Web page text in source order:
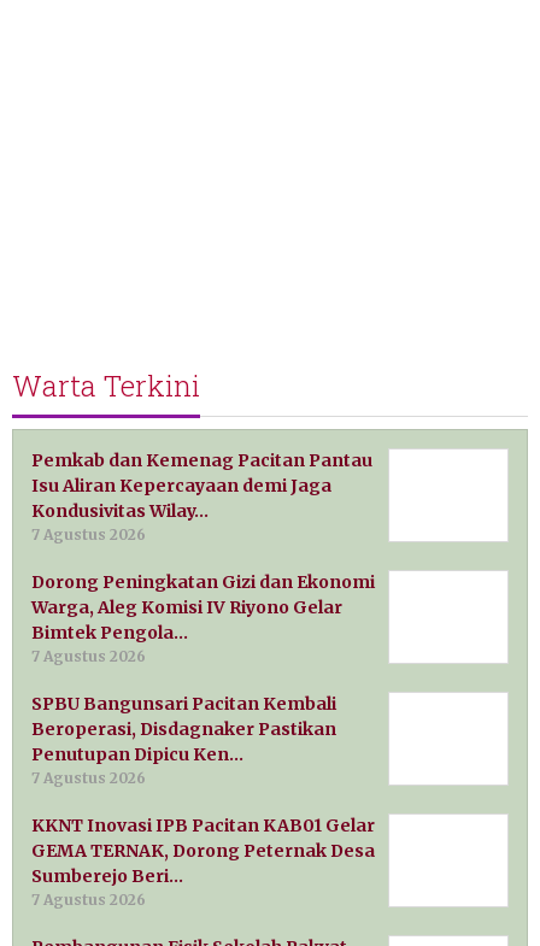
Warta Terkini
Pemkab dan Kemenag Pacitan Pantau
Isu Aliran Kepercayaan demi Jaga
Kondusivitas Wilay…
7 Agustus 2026
Dorong Peningkatan Gizi dan Ekonomi
Warga, Aleg Komisi IV Riyono Gelar
Bimtek Pengola…
7 Agustus 2026
SPBU Bangunsari Pacitan Kembali
Beroperasi, Disdagnaker Pastikan
Penutupan Dipicu Ken…
7 Agustus 2026
KKNT Inovasi IPB Pacitan KAB01 Gelar
GEMA TERNAK, Dorong Peternak Desa
Sumberejo Beri…
7 Agustus 2026